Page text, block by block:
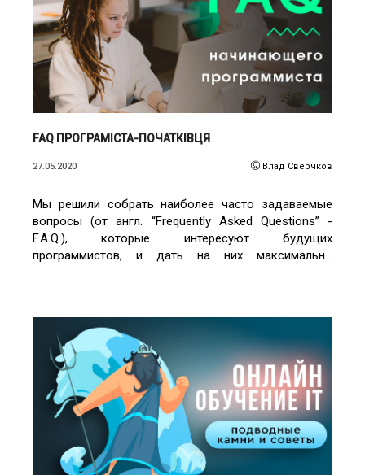
ЧИТАТИ ДЕТАЛЬНІШЕ
FAQ ПРОГРАМІСТА-ПОЧАТКІВЦЯ
27.05.2020 Влад Сверчков
Мы решили собрать наиболее часто задаваемые
вопросы (от англ. “Frequently Asked Questions” -
F.A.Q.), которые интересуют будущих
программистов, и дать на них максимально
ЧИТАТИ ДЕТАЛЬНІШЕ